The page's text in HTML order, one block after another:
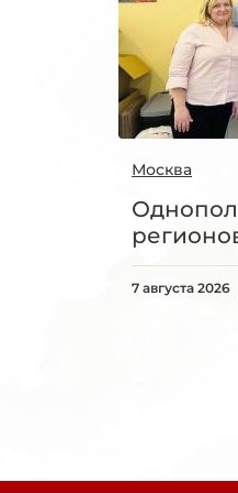
Москва
7 августа 2026